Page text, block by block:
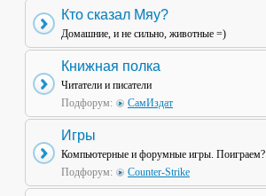
Кто сказал Мяу?
Домашние, и не сильно, животные =)
Книжная полка
Читатели и писатели
Подфорум:
СамИздат
Игры
Компьютерные и форумные игры. Поиграем?
Подфорум:
Counter-Strike